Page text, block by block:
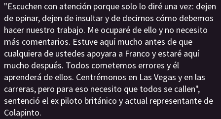
"Escuchen con atención porque solo lo diré una vez: dejen
de opinar, dejen de insultar y de decirnos cómo debemos
hacer nuestro trabajo. Me ocuparé de ello y no necesito
más comentarios. Estuve aquí mucho antes de que
cualquiera de ustedes apoyara a Franco y estaré aquí
mucho después. Todos cometemos errores y él
aprenderá de ellos. Centrémonos en Las Vegas y en las
carreras, pero para eso necesito que todos se callen",
sentenció el ex piloto británico y actual representante de
Colapinto.